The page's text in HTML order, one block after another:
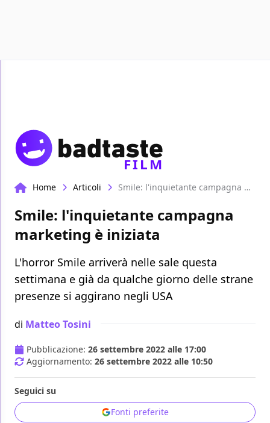
FILM
Home Articoli Smile: l'inquietante campagna marketing è iniziata
Smile: l'inquietante campagna
marketing è iniziata
L'horror Smile arriverà nelle sale questa
settimana e già da qualche giorno delle strane
presenze si aggirano negli USA
di Matteo Tosini
Pubblicazione: 26 settembre 2022 alle 17:00
Aggiornamento: 26 settembre 2022 alle 10:50
Seguici su
Fonti preferite